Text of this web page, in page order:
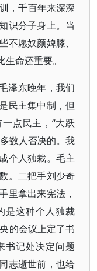
，千百年来深深
识分子身上。当
不愿奴颜婢膝、
命还重要。
泽东晚年，我们
民主集中制，但
点民主，“大跃
数人否决的。我
个人独裁。毛主
。二把手刘少奇
里拿出来宪法，
是这种个人独裁
的会议上定了书
书记处决定问题
志逝世前，也给